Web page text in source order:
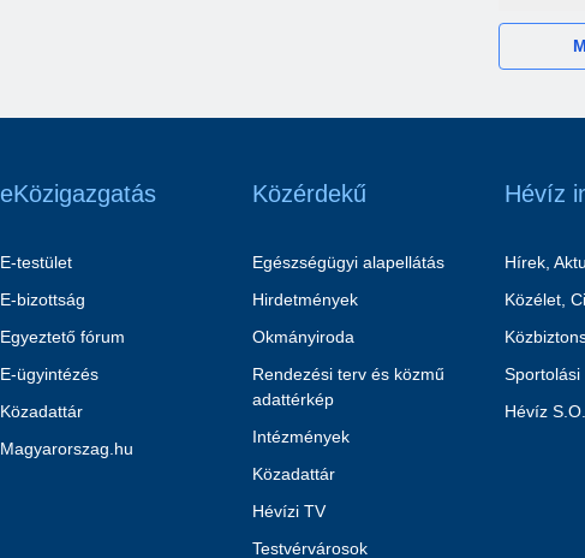
eKözigazgatás
E-testület
E-bizottság
Egyeztető fórum
E-ügyintézés
Közadattár
Magyarorszag.hu
Közérdekű
Egészségügyi alapellátás
Hirdetmények
Okmányiroda
Rendezési terv és közmű
adattérkép
Intézmények
Közadattár
Hévízi TV
Testvérvárosok
Hévíz
Hírek,
Közélet,
Hévíz